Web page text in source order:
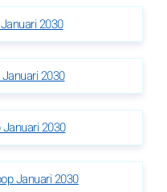
2030
2030
2030
Januari 2030